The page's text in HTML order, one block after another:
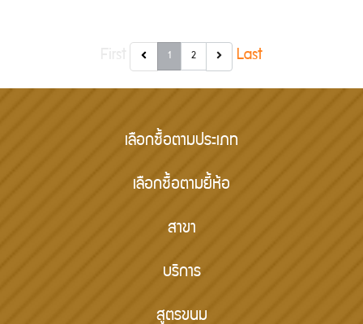
1 2 Last
เลือกซื้อตามประเภท
เลือกซื้อตามยี้ห้อ
สาขา
บริการ
สูตรขนม